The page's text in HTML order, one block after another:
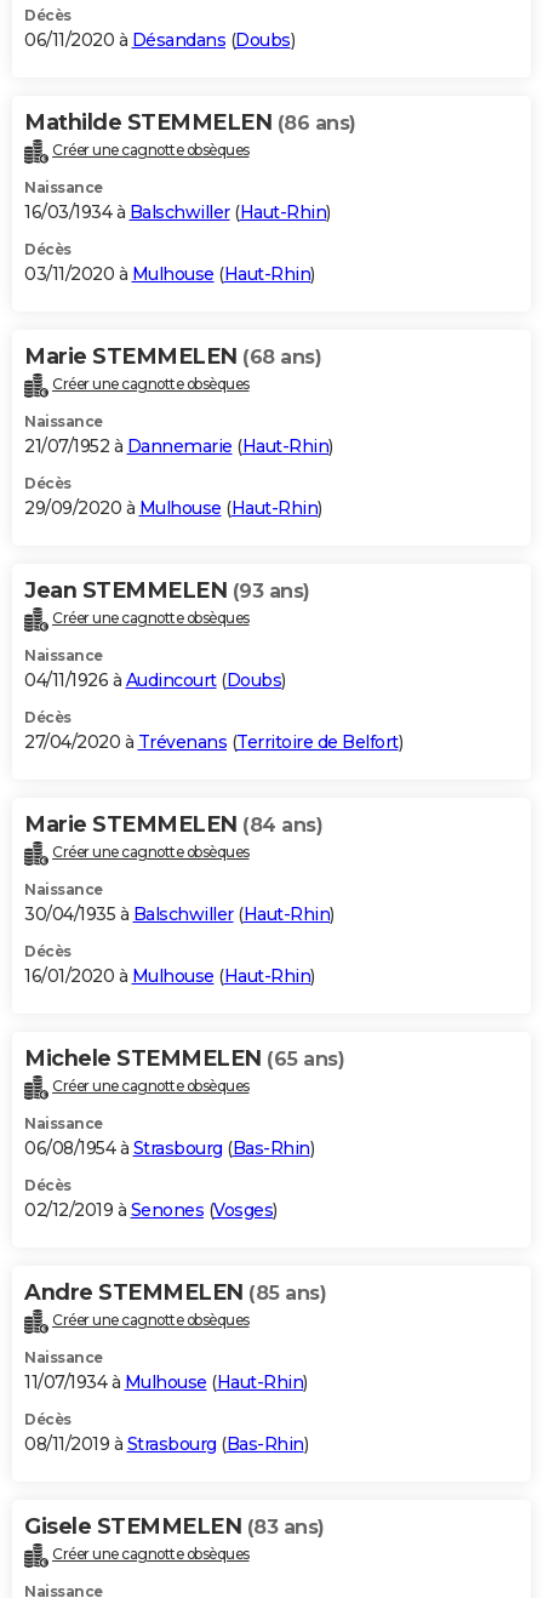
Décès
06/11/2020 à Désandans (Doubs)
Mathilde STEMMELEN (86 ans)
Créer une cagnotte obsèques
Naissance
16/03/1934 à Balschwiller(Haut-Rhin)
Décès
03/11/2020 à Mulhouse (Haut-Rhin)
Marie STEMMELEN (68 ans)
Créer une cagnotte obsèques
Naissance
21/07/1952 à Dannemarie (Haut-Rhin)
Décès
29/09/2020 à Mulhouse (Haut-Rhin)
Jean STEMMELEN (93 ans)
Créer une cagnotte obsèques
Naissance
04/11/1926 à Audincourt(Doubs)
Décès
27/04/2020 à Trévenans (Territoire de Belfort)
Marie STEMMELEN (84 ans)
Créer une cagnotte obsèques
Naissance
30/04/1935 à Balschwiller(Haut-Rhin)
Décès
16/01/2020 à Mulhouse (Haut-Rhin)
Michele STEMMELEN (65 ans)
Créer une cagnotte obsèques
Naissance
06/08/1954 à Strasbourg (Bas-Rhin)
Décès
02/12/2019 à Senones (Vosges)
Andre STEMMELEN (85 ans)
Créer une cagnotte obsèques
Naissance
11/07/1934 à Mulhouse (Haut-Rhin)
Décès
08/11/2019 à Strasbourg (Bas-Rhin)
Gisele STEMMELEN (83 ans)
Créer une cagnotte obsèques
Naissance